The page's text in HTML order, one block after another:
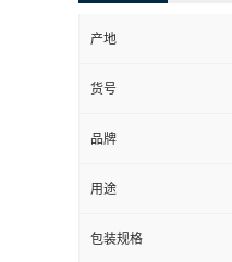
产地
货号
品牌
用途
包装规格